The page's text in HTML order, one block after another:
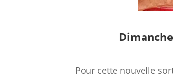
Pour cette nouvelle